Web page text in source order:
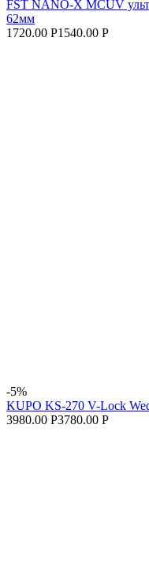
FST NANO-X MCUV
62мм
1720.00 Р1540.00 Р
-5%
KUPO KS-270 V-Lock
3980.00 Р3780.00 Р